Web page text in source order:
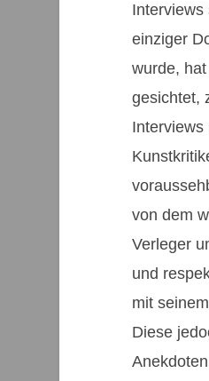
Interviews
einziger
wurde,
gesichtet,
Interviews
von dem
Verleger
und
mit
Diese